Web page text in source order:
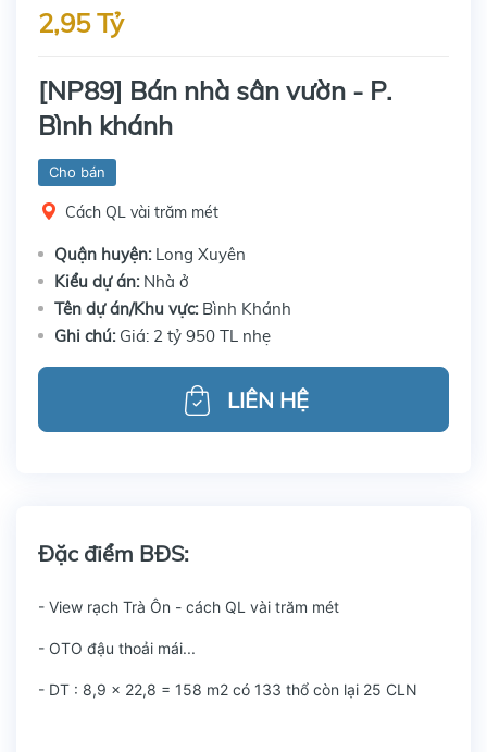
2,95 Tỷ
[NP89] Bán nhà sân vườn - P.
Bình khánh
Cho bán
Cách QL vài trăm mét
Quận huyện: Long Xuyên
Kiểu dự án: Nhà ở
Tên dự án/Khu vực: Bình Khánh
Ghi chú: Giá: 2 tỷ 950 TL nhẹ
LIÊN HỆ
Đặc điểm BĐS:
- View rạch Trà Ôn - cách QL vài trăm mét
- OTO đậu thoải mái...
- DT : 8,9 x 22,8 = 158 m2 có 133 thổ còn lại 25 CLN